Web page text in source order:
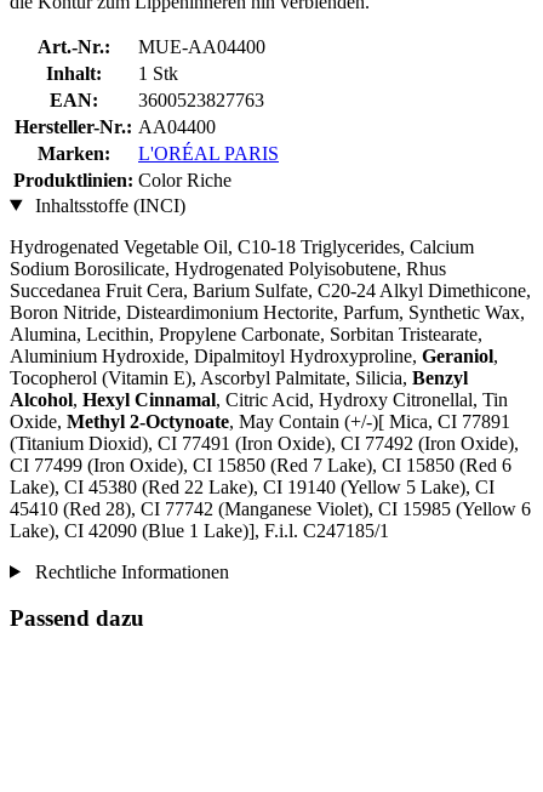
Art.-Nr.:
MUE-AA04400
Inhalt:
1 Stk
EAN:
3600523827763
Hersteller-Nr.: AA04400
Marken:
L'ORÉAL PARIS
Produktlinien: Color Riche
Inhaltsstoffe (INCI)
Hydrogenated Vegetable Oil, C10-18 Triglycerides, Calcium
Sodium Borosilicate, Hydrogenated Polyisobutene, Rhus
Succedanea Fruit Cera, Barium Sulfate, C20-24 Alkyl Dimethicone,
Boron Nitride, Disteardimonium Hectorite, Parfum, Synthetic Wax,
Alumina, Lecithin, Propylene Carbonate, Sorbitan Tristearate,
Aluminium Hydroxide, Dipalmitoyl Hydroxyproline, Geraniol,
Tocopherol (Vitamin E), Ascorbyl Palmitate, Silicia, Benzyl
Alcohol, Hexyl Cinnamal, Citric Acid, Hydroxy Citronellal, Tin
Oxide, Methyl 2-Octynoate, May Contain (+/-)[ Mica, CI 77891
(Titanium Dioxid), CI 77491 (Iron Oxide), CI 77492 (Iron Oxide),
CI 77499 (Iron Oxide), CI 15850 (Red 7 Lake), CI 15850 (Red 6
Lake), CI 45380 (Red 22 Lake), CI 19140 (Yellow 5 Lake), CI
45410 (Red 28), CI 77742 (Manganese Violet), CI 15985 (Yellow 6
Lake), CI 42090 (Blue 1 Lake)], F.i.l. C247185/1
Rechtliche Informationen
Passend dazu